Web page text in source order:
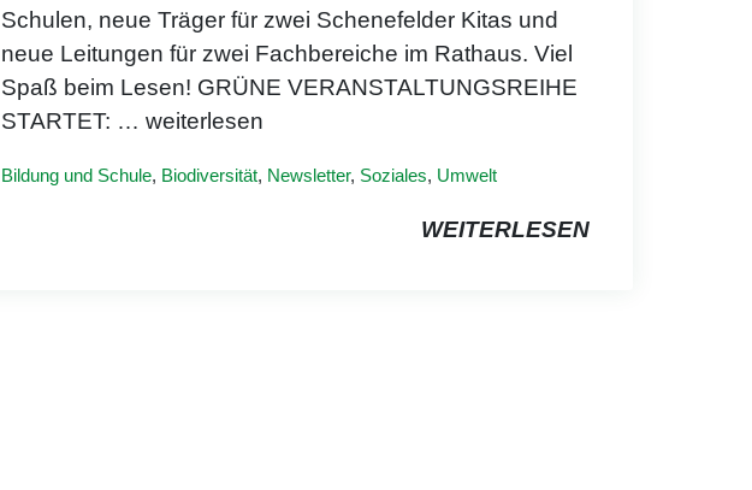
Schulen, neue Träger für zwei Schenefelder Kitas und
neue Leitungen für zwei Fachbereiche im Rathaus. Viel
Spaß beim Lesen! GRÜNE VERANSTALTUNGSREIHE
STARTET: … weiterlesen
Bildung und Schule, Biodiversität, Newsletter, Soziales, Umwelt
WEITERLESEN